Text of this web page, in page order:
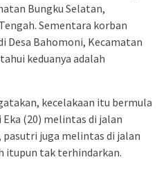
Bungku Selatan,
Sementara korban
Desa Bahomoni, Kecamatan
keduanya adalah
kecelakaan itu bermula
(20) melintas di jalan
juga melintas di jalan
itupun tak terhindarkan.